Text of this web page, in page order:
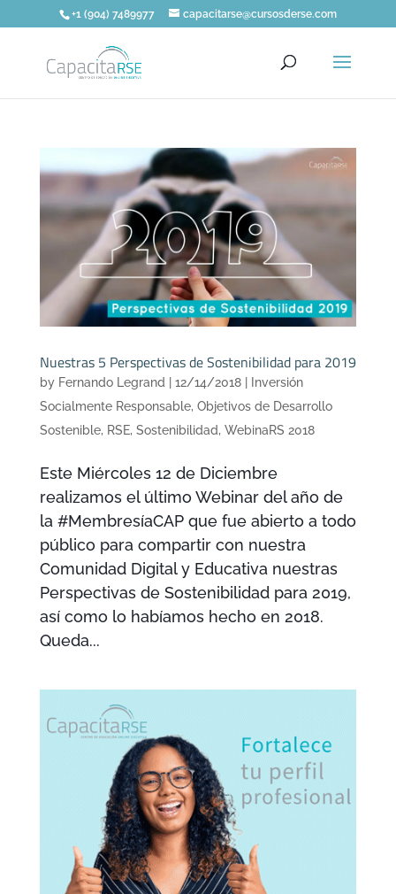
+1 (904) 7489977 capacitarse@cursosderse.com
Nuestras 5 Perspectivas de Sostenibilidad para 2019
by Fernando Legrand | 12/14/2018| Inversión
Socialmente Responsable, Objetivos de Desarrollo
Sostenible, RSE, Sostenibilidad, WebinaRS 2018
Este Miércoles 12 de Diciembre
realizamos el último Webinar del año de
la #MembresíaCAP que fue abierto a todo
público para compartir con nuestra
Comunidad Digital y Educativa nuestras
Perspectivas de Sostenibilidad para 2019,
así como lo habíamos hecho en 2018.
Queda...